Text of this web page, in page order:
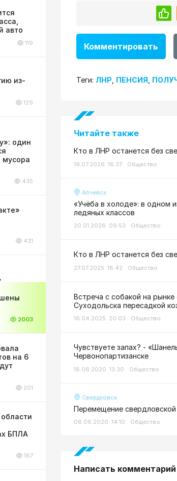
авто
119
из-
129
один
мусора
435
431
2003
на 6
201
БПЛА
167
Комментировать
Теги: ЛНР ПЕНСИЯ
Читайте также
Кто в ЛНР останется без
19.07.2026 18:37 Общество
Алчевск
«Учёба в холоде»: в одном
ледяных классов
20.01.2026 09:53 Общество
Кто в ЛНР останется без
27.07.2025 18:42 Общество
Встреча с собакой на
Суходольска пересадкой
16.04.2025 20:03 Общество
Чувствуете запах? -
Червонопартизанске
18.06.2020 13:30 Общество
Свердловск
Перемещение
08.06.2020 14:10 Общество
Написать комментарий